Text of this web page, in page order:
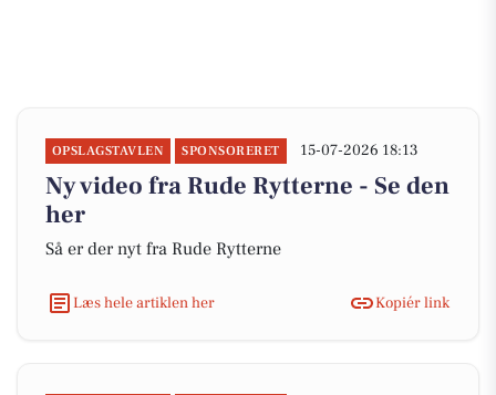
OPSLAGSTAVLEN SPONSORERET 15-07-2026 18:13
Ny video fra Rude Rytterne - Se den
her
Så er der nyt fra Rude Rytterne
Læs hele artiklen her Kopiér link